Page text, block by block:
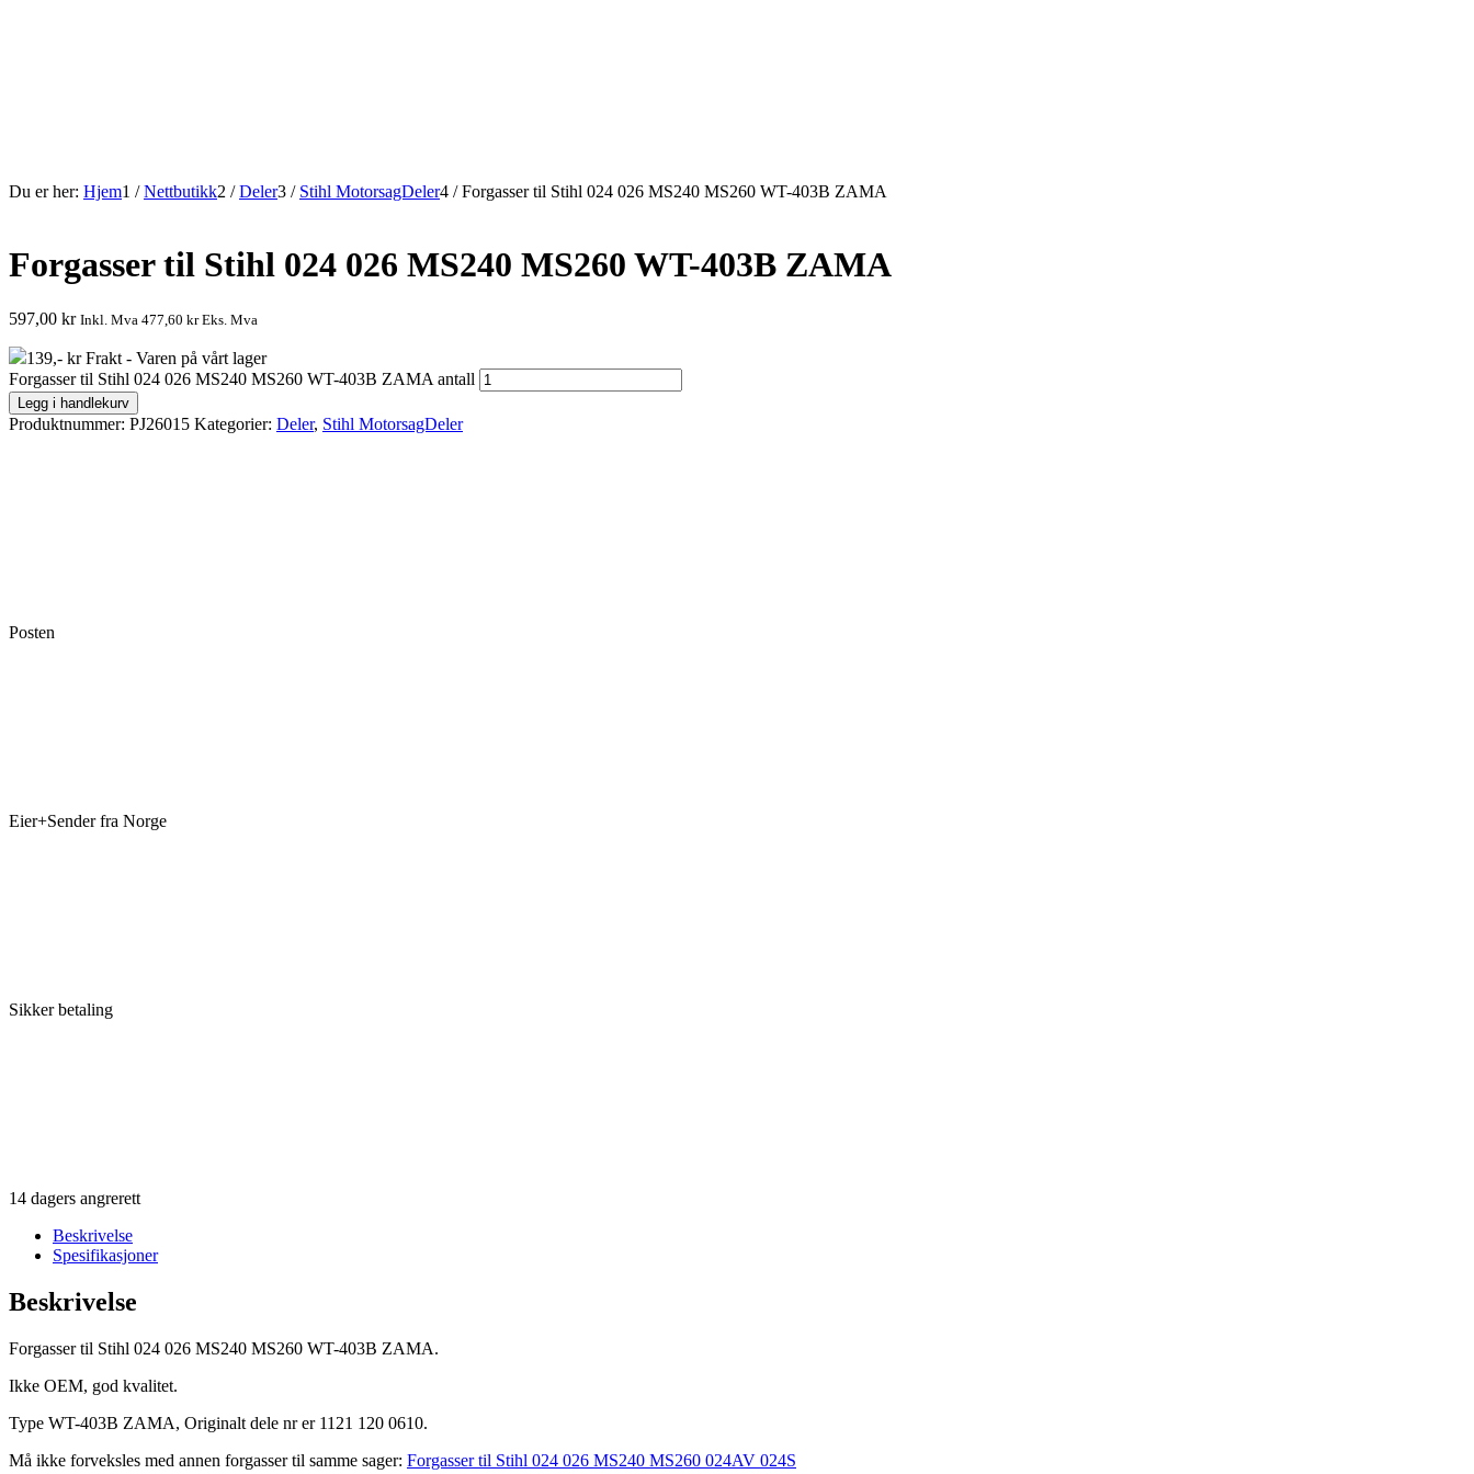
Du er her: Hjem1 / Nettbutikk2 / Deler3 / Stihl MotorsagDeler4 / Forgasser til Stihl 024 026 MS240 MS260 WT-403B ZAMA
Forgasser til Stihl 024 026 MS240 MS260 WT-403B ZAMA
597,00 kr Inkl. Mva 477,60 krEks. Mva
139,- kr Frakt - Varen på vårt lager
Forgasser til Stihl 024 026 MS240 MS260 WT-403B ZAMA antall
Legg i handlekurv
Produktnummer: PJ26015 Kategorier: Deler, Stihl MotorsagDeler
Posten
Eier+Sender fra Norge
Sikker betaling
14 dagers angrerett
Beskrivelse
Spesifikasjoner
Beskrivelse
Forgasser til Stihl 024 026 MS240 MS260 WT-403B ZAMA.
Ikke OEM, god kvalitet.
Type WT-403B ZAMA, Originalt dele nr er 1121 120 0610.
Må ikke forveksles med annen forgasser til samme sager: Forgasser til Stihl 024 026 MS240 MS260 024AV 024S